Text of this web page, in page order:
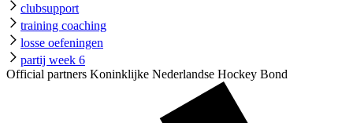
clubsupport
training coaching
losse oefeningen
partij week 6
Official partners Koninklijke Nederlandse Hockey Bond